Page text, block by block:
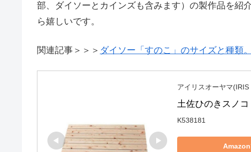
部、ダイソーとカインズも含みます）の製作品を紹
ら嬉しいです。
関連記事＞＞＞ ダイソー「すのこ」のサイズと種類
アイリスオーヤマ(IRIS
土佐ひのきスノ
K538181